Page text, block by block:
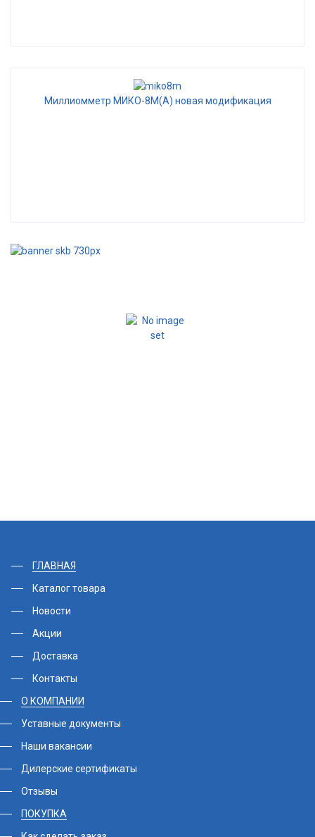
Миллиомметр МИКО-8М(А) новая модификация
ГЛАВНАЯ
Каталог товара
Новости
Акции
Доставка
Контакты
О КОМПАНИИ
Уставные документы
Наши вакансии
Дилерские сертификаты
Отзывы
ПОКУПКА